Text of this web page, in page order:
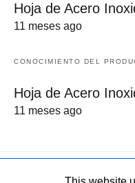
Hoja de Acero
11 meses ago
CONOCIMIENTO DEL
Hoja de Acero
11 meses ago